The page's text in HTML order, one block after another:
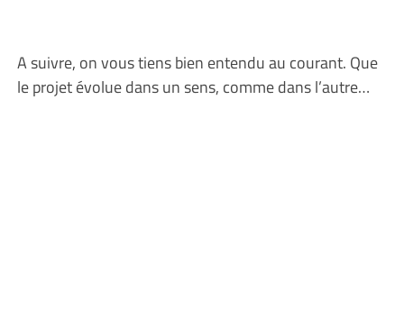
A suivre, on vous tiens bien entendu au courant. Que
le projet évolue dans un sens, comme dans l’autre…